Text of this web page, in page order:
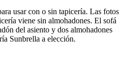
usar con o sin tapicería. Las fotos
viene sin almohadones. El sofá
del asiento y dos almohadones
Sunbrella a elección.